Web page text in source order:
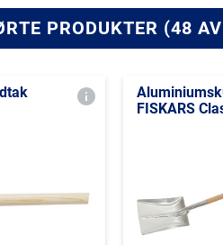
PRODUKTER (48
FISKARS